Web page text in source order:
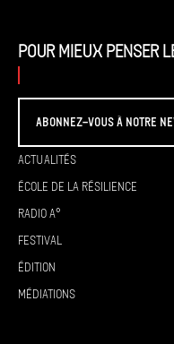
Pour mieux penser
Abonnez-vous à Notre
Actualités
École de la résilience
Radio A°
Festival
Édition
Médiations